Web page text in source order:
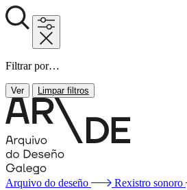
Filtrar por…
Ver Limpar filtros
Arquivo do deseño Rexistro sonoro